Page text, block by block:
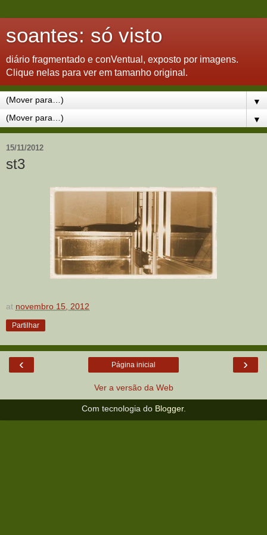
soantes: só visto
diário fragmentado e conVentual, exposto por imagens.
Clique nelas para ver em tamanho original.
▼
▼
15/11/2012
st3
at novembro 15, 2012
Partilhar
‹ ›
Página inicial
Ver a versão da Web
Com tecnologia do Blogger.